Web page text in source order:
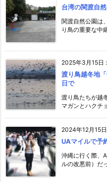
台湾の関渡自
関渡自然公園は
り鳥の重要な中
2025年3月15日 :
渡り鳥越冬地
日で
渡り鳥たちが越
マガンとハクチ
2024年12月15日
UAマイルで予
沖縄に行く際、
ルの改悪前）だ